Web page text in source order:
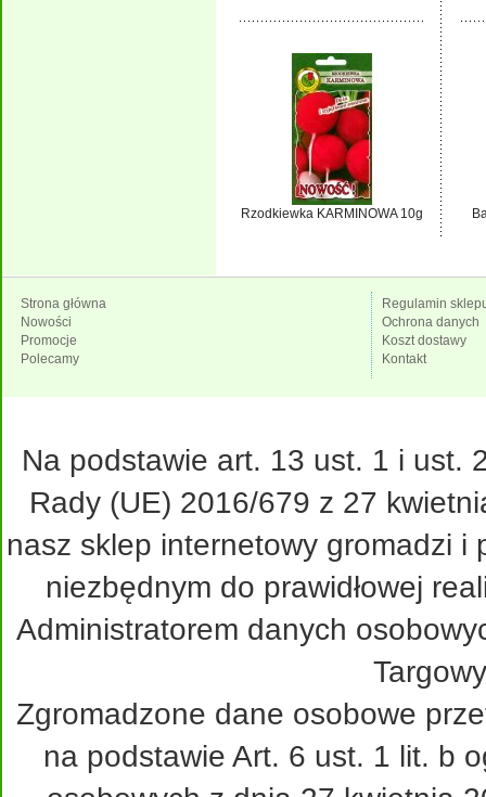
Rzodkiewka KARMINOWA 10g
Strona główna
Nowości
Promocje
Polecamy
Regulamin
Ochrona danych
Koszt dostawy
Kontakt
Na podstawie art. 13 ust. 1 i ust.
Rady (UE) 2016/679 z 27
nasz sklep internetowy gromadzi
niezbędnym do prawidłowej
Administratorem danych
Zgromadzone dane osobowe
na podstawie Art. 6 ust. 1 lit. b